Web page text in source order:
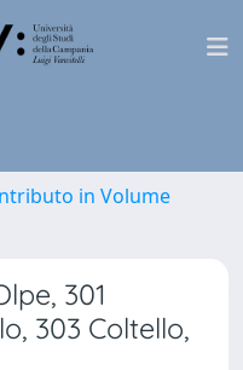
in Volume
301
303 Coltello,